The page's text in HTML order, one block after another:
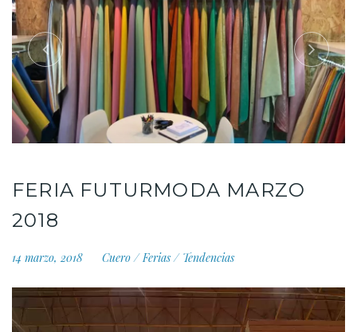
FERIA FUTURMODA MARZO
2018
14 marzo, 2018 Cuero / Ferias / Tendencias
Reproductor
de